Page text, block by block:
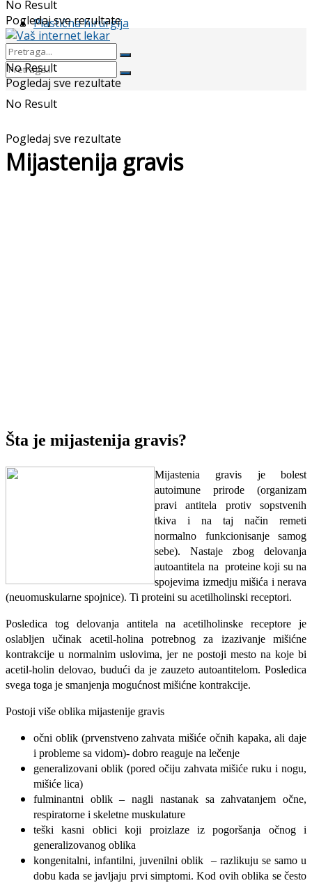
Plastična hirurgija
No Result
Pogledaj sve rezultate
No Result
Pogledaj sve rezultate
No Result
Pogledaj sve rezultate
Mijastenija gravis
Šta je mijastenija gravis?
Mijastenia gravis je bolest
autoimune prirode (organizam
pravi antitela protiv sopstvenih
tkiva i na taj način remeti
normalno funkcionisanje samog
sebe). Nastaje zbog delovanja
autoantitela na proteine koji su na
spojevima izmedju mišića i nerava
(neuomuskularne spojnice). Ti proteini su acetilholinski receptori.
Posledica tog delovanja antitela na acetilholinske receptore je
oslabljen učinak acetil-holina potrebnog za izazivanje mišićne
kontrakcije u normalnim uslovima, jer ne postoji mesto na koje bi
acetil-holin delovao, budući da je zauzeto autoantitelom. Posledica
svega toga je smanjenja mogućnost mišićne kontrakcije.
Postoji više oblika mijastenije gravis
očni oblik (prvenstveno zahvata mišiće očnih kapaka, ali daje
i probleme sa vidom)- dobro reaguje na lečenje
generalizovani oblik (pored očiju zahvata mišiće ruku i nogu,
mišiće lica)
fulminantni oblik – nagli nastanak sa zahvatanjem očne,
respiratorne i skeletne muskulature
teški kasni oblici koji proizlaze iz pogoršanja očnog i
generalizovanog oblika
kongenitalni, infantilni, juvenilni oblik – razlikuju se samo u
dobu kada se javljaju prvi simptomi. Kod ovih oblika se često